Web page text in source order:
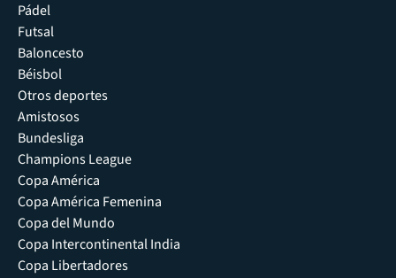
Pádel
Futsal
Baloncesto
Béisbol
Otros deportes
Amistosos
Bundesliga
Champions League
Copa América
Copa América Femenina
Copa del Mundo
Copa Intercontinental India
Copa Libertadores